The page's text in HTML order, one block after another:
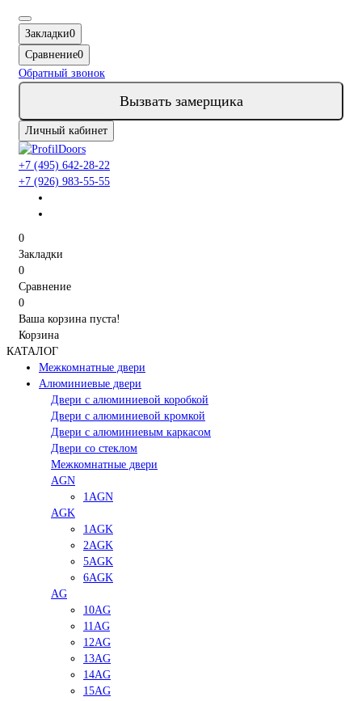
Закладки0
Сравнение0
Обратный звонок
Вызвать замерщика
Личный кабинет
+7 (495) 642-28-22
+7 (926) 983-55-55
0
Закладки
0
Сравнение
0
Ваша корзина пуста!
Корзина
КАТАЛОГ
Межкомнатные двери
Алюминиевые двери
Двери с алюминиевой коробкой
Двери с алюминиевой кромкой
Двери с алюминиевым каркасом
Двери со стеклом
Межкомнатные двери
AGN
1AGN
AGK
1AGK
2AGK
5AGK
6AGK
AG
10AG
11AG
12AG
13AG
14AG
15AG